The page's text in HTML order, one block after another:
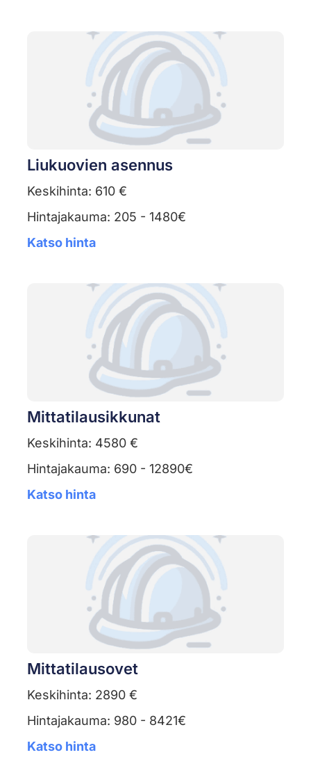
Liukuovien asennus
Keskihinta: 610 €
Hintajakauma: 205 - 1480€
Katso hinta
Mittatilausikkunat
Keskihinta: 4580 €
Hintajakauma: 690 - 12890€
Katso hinta
Mittatilausovet
Keskihinta: 2890 €
Hintajakauma: 980 - 8421€
Katso hinta